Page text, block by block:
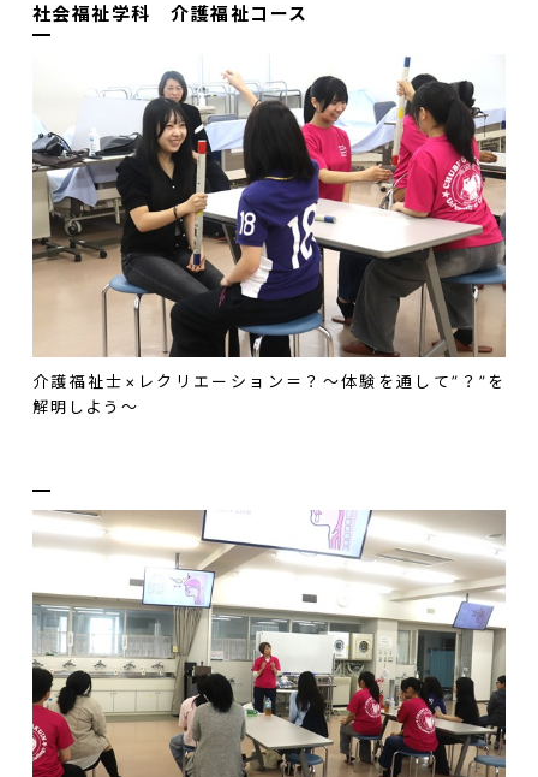
社会福祉学科 介護福祉コース
介護福祉士×レクリエーション＝？～体験を通して”？”を
解明しよう～